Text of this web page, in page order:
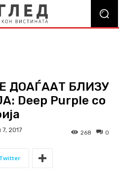
ДОАЃААТ БЛИЗУ
Deep Purple со
2017 0
268
Twitter